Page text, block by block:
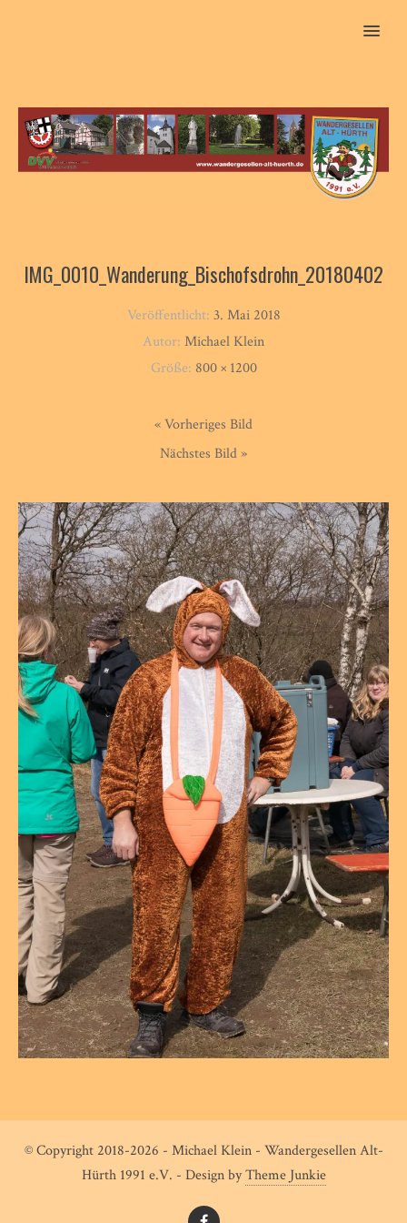
MENU
IMG_0010_Wanderung_Bischofsdrohn_20180402
Veröffentlicht: 3. Mai 2018
Autor: Michael Klein
Größe: 800 × 1200
« Vorheriges Bild
Nächstes Bild »
© Copyright 2018-2026 - Michael Klein - Wandergesellen Alt-
Hürth 1991 e.V. - Design byTheme Junkie